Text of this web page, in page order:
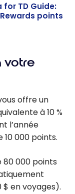
for TD Guide:
points
votre
offre un
à10 %
l’année
10 000 points.
80 000 points
$ en voyages).